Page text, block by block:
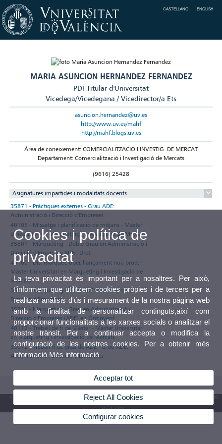
CASTELLANO ENGLISH
MARIA ASUNCION HERNANDEZ FERNANDEZ
PDI-Titular d'Universitat
Vicedega/Vicedegana / Vicedirector/a Ets
asuncion.hernandez@uv.es
http://www.uv.es/mahf
http://mahf.blogs.uv.es
Àrea de coneixement: COMERCIALITZACIÓ I INVESTIG. DE MERCAT
Departament: Comercialització i Investigació de Mercats
(9616) 25428
Asignatures impartides i modalitats docents
35871 - Pràctiques externes - Grau ADE:
Administració i Direcció d'Empreses
40105 - Missatge i planificació de mitjans - Màster
Universitari en Màrqueting i Investigació de Mercats
35801 - Màrqueting - Doble Grau en Administració i
Direcció d'Empreses ADE i Dret
40100 - Dis. màrquet. oper. llançament nou prod. -
Màster Universitari en Màrqueting i Investigació de
Mercats
35801 - Màrqueting - Grau ADE: Administració i
Direcció d'Empreses
35801 - Màrqueting - Grau en Administració i
Direcció d'Empreses (ADE) en Ontinyent
40112 - Treball de fi de Màster - Màster Universitari
en Màrqueting i Investigació de Mercats
35872 - Treball fi de grau de ADE - Grau ADE:
Administració i Direcció d'Empreses
© 2026 UV. - Av. Blasco Ibáñez, 13. 46010 València. Espanya. Tel. UV: (+34) 963 86 41 00
Bústia UV
Cookies i política de
privacitat
La teva privacitat és important per a nosaltres. Per això,
t'informem que utilitzem cookies pròpies i de tercers per a
realitzar anàlisis d'ús i mesurament de la nostra pàgina web
amb la finalitat de personalitzar continguts,així com
proporcionar funcionalitats a les xarxes socials o analitzar el
nostre trànsit. Per a continuar accepta o modifica la
configuració de les nostres cookies. Per a obtenir més
informació Més informació
Acceptar tot
Reject All Cookies
Configurar cookies